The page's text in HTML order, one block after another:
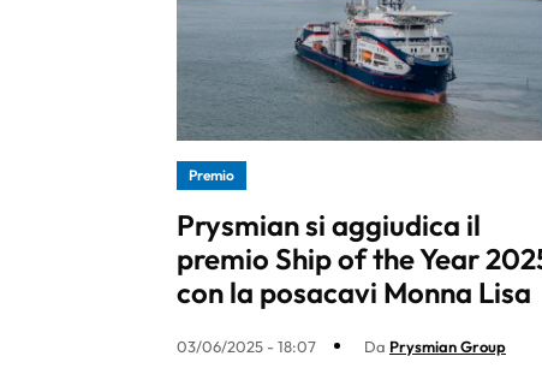
Premio
Prysmian si aggiudica il
premio Ship of the Year
con la posacavi Monna Lisa
03/06/2025 - 18:07 Da Prysmian Group